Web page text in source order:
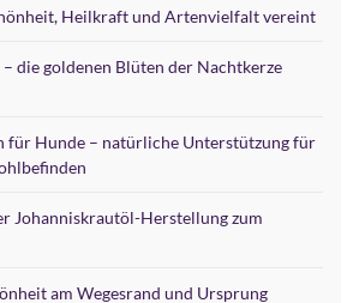
Heilkraft und Artenvielfalt vereint
die goldenen Blüten der Nachtkerze
Hunde – natürliche Unterstützung für
Johanniskrautöl-Herstellung zum
am Wegesrand und Ursprung